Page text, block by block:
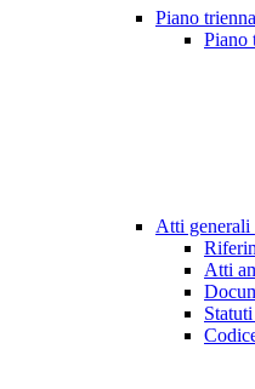
Piano
Piano
Atti generali
Atti